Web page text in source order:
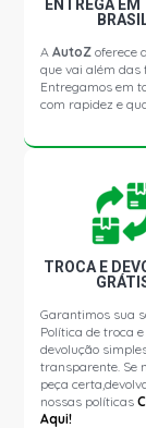
ENTREGA EM
AAutoZ oferece
que vai além das
Entregamos em
com rapidez e
TROCA E
Garantimos sua
Política de troca e
devolução
transparente. Se
peça
nossas políticas
Aqui!